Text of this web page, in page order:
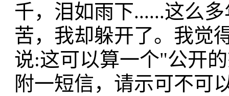
千，泪如雨下......这么
苦，我却躲开了。我觉
说:这可以算一个"公开
附一短信，请示可不可